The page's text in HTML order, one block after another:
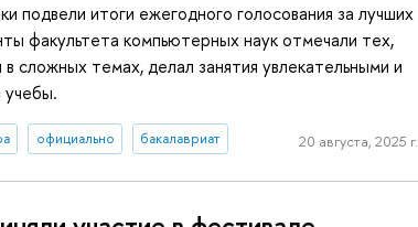
подвели итоги ежегодного голосования за лучших
факультета компьютерных наук отмечали тех,
сложных темах, делал занятия увлекательными и
официально бакалавриат 20 августа, 2025 г.